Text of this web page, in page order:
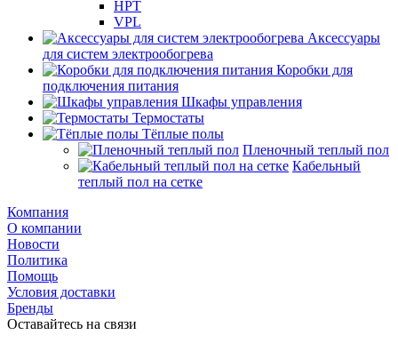
HPT
VPL
Аксессуары
для систем электрообогрева
Коробки для
подключения питания
Шкафы управления
Термостаты
Тёплые полы
Пленочный теплый пол
Кабельный
теплый пол на сетке
Компания
О компании
Новости
Политика
Помощь
Условия доставки
Бренды
Оставайтесь на связи